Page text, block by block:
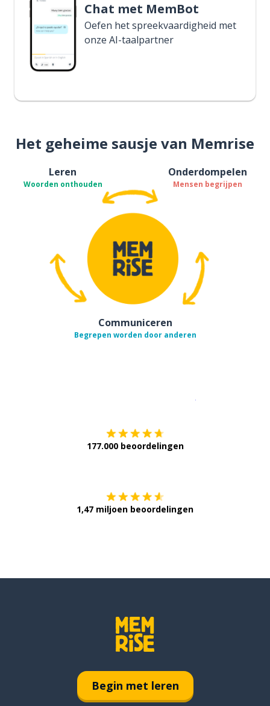
Chat met MemBot
Oefen het spreekvaardigheid met
onze AI-taalpartner
Het geheime sausje van Memrise
Leren
Woorden onthouden
Onderdompelen
Mensen begrijpen
Communiceren
Begrepen worden door anderen
177.000 beoordelingen
1,47 miljoen beoordelingen
Begin met leren